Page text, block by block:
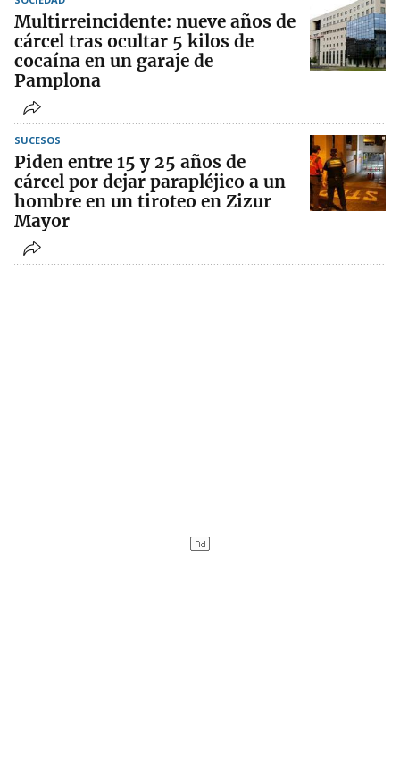
Multirreincidente: nueve años de
cárcel tras ocultar 5 kilos de
cocaína en un garaje de
Pamplona
SUCESOS
Piden entre 15 y 25 años de
cárcel por dejar parapléjico a un
hombre en un tiroteo en Zizur
Mayor